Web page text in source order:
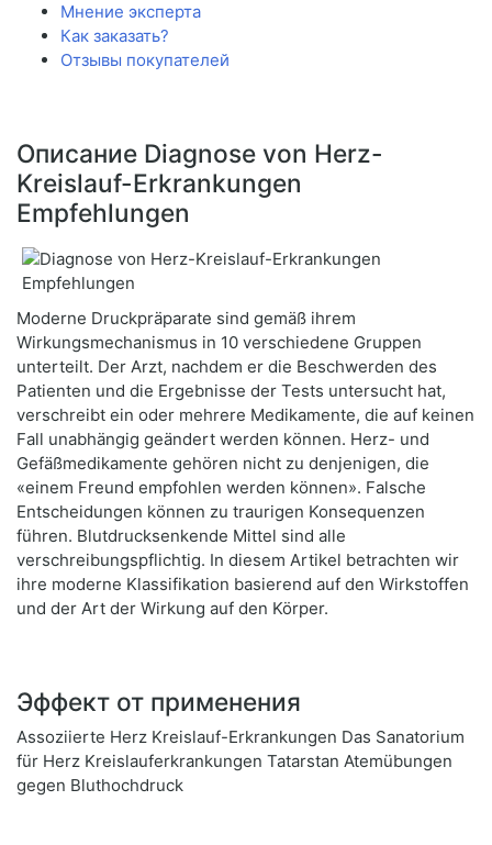
Мнение эксперта
Как заказать?
Отзывы покупателей
Описание Diagnose von Herz-
Kreislauf-Erkrankungen
Empfehlungen
Moderne Druckpräparate sind gemäß ihrem
Wirkungsmechanismus in 10 verschiedene Gruppen
unterteilt. Der Arzt, nachdem er die Beschwerden des
Patienten und die Ergebnisse der Tests untersucht hat,
verschreibt ein oder mehrere Medikamente, die auf keinen
Fall unabhängig geändert werden können. Herz- und
Gefäßmedikamente gehören nicht zu denjenigen, die
«einem Freund empfohlen werden können». Falsche
Entscheidungen können zu traurigen Konsequenzen
führen. Blutdrucksenkende Mittel sind alle
verschreibungspflichtig. In diesem Artikel betrachten wir
ihre moderne Klassifikation basierend auf den Wirkstoffen
und der Art der Wirkung auf den Körper.
Эффект от применения
Assoziierte Herz Kreislauf-Erkrankungen Das Sanatorium
für Herz Kreislauferkrankungen Tatarstan Atemübungen
gegen Bluthochdruck